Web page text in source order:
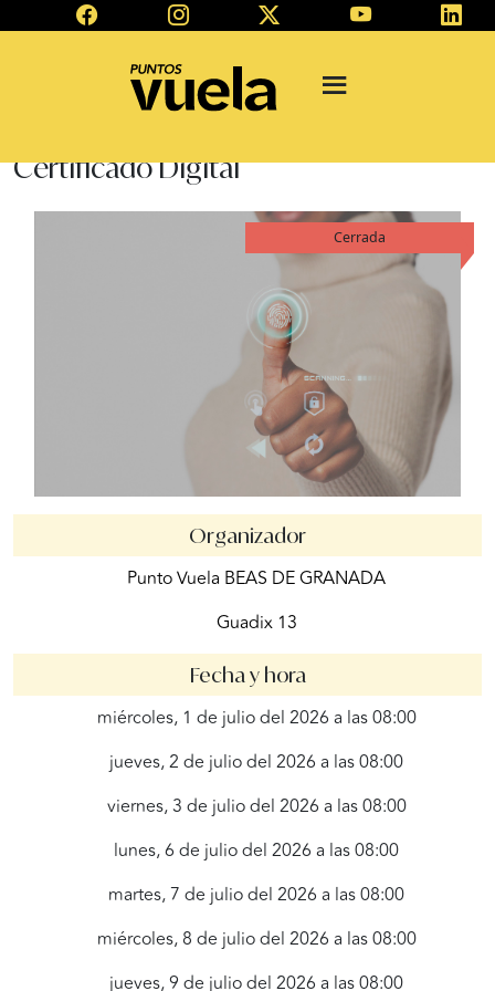
Certificado Digital
Cerrada
Organizador
Punto Vuela BEAS DE GRANADA
Guadix 13
Fecha y hora
miércoles, 1 de julio del 2026 a las 08:00
jueves, 2 de julio del 2026 a las 08:00
viernes, 3 de julio del 2026 a las 08:00
lunes, 6 de julio del 2026 a las 08:00
martes, 7 de julio del 2026 a las 08:00
miércoles, 8 de julio del 2026 a las 08:00
jueves, 9 de julio del 2026 a las 08:00